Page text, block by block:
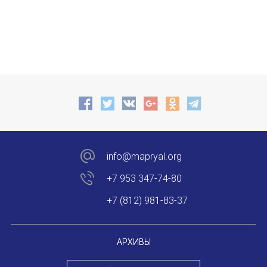
АРХИВЫ
info@mapryal.org
+7 953 347-74-80
+7 (812) 981-83-37